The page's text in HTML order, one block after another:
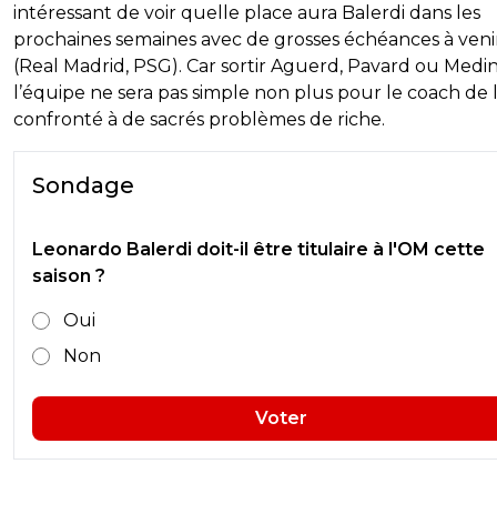
intéressant de voir quelle place aura Balerdi dans les
prochaines semaines avec de grosses échéances à
(Real Madrid, PSG). Car sortir Aguerd, Pavard ou
l’équipe ne sera pas simple non plus pour le coach de
confronté à de sacrés problèmes de riche.
Sondage
Leonardo Balerdi doit-il être titulaire à l'OM cette
saison ?
Oui
Non
Voter